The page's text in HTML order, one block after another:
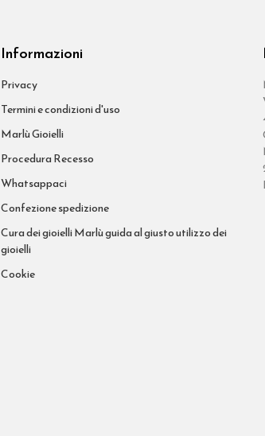
Informazioni
Privacy
Termini e condizioni d'uso
Marlù Gioielli
Procedura Recesso
Whatsappaci
Confezione spedizione
Cura dei gioielli Marlù guida al giusto utilizzo dei
gioielli
Cookie